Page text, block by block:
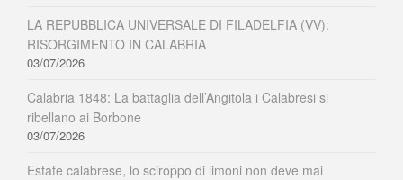
LA REPUBBLICA UNIVERSALE DI FILADELFIA (VV):
RISORGIMENTO IN CALABRIA
03/07/2026
Calabria 1848: La battaglia dell’Angitola i Calabresi si
ribellano ai Borbone
03/07/2026
Estate calabrese, lo sciroppo di limoni non deve mai